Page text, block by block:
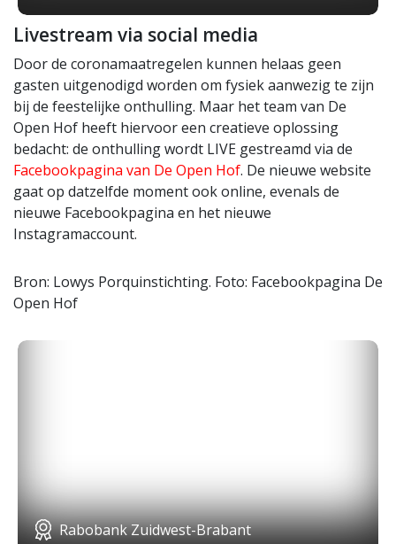
Livestream via social media
Door de coronamaatregelen kunnen helaas geen
gasten uitgenodigd worden om fysiek aanwezig te zijn
bij de feestelijke onthulling. Maar het team van De
Open Hof heeft hiervoor een creatieve oplossing
bedacht: de onthulling wordt LIVE gestreamd via de
Facebookpagina van De Open Hof. De nieuwe website
gaat op datzelfde moment ook online, evenals de
nieuwe Facebookpagina en het nieuwe
Instagramaccount.
Bron: Lowys Porquinstichting. Foto: Facebookpagina De
Open Hof
Rabobank Zuidwest-Brabant